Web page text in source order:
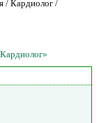
/ Кардиолог /